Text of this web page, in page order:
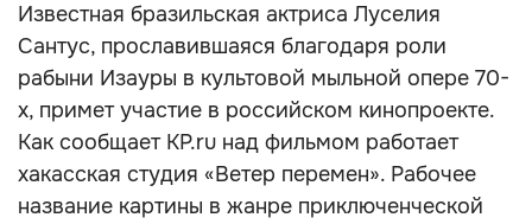
Известная бразильская актриса Луселия
Сантус, прославившаяся благодаря роли
рабыни Изауры в культовой мыльной опере 70-
х, примет участие в российском кинопроекте.
Как сообщает KP.ru над фильмом работает
хакасская студия «Ветер перемен». Рабочее
название картины в жанре приключенческой